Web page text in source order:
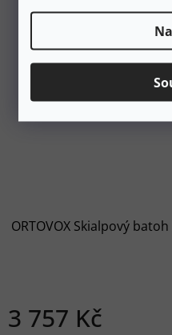
ORTOVOX Skialpový
3 757 Kč